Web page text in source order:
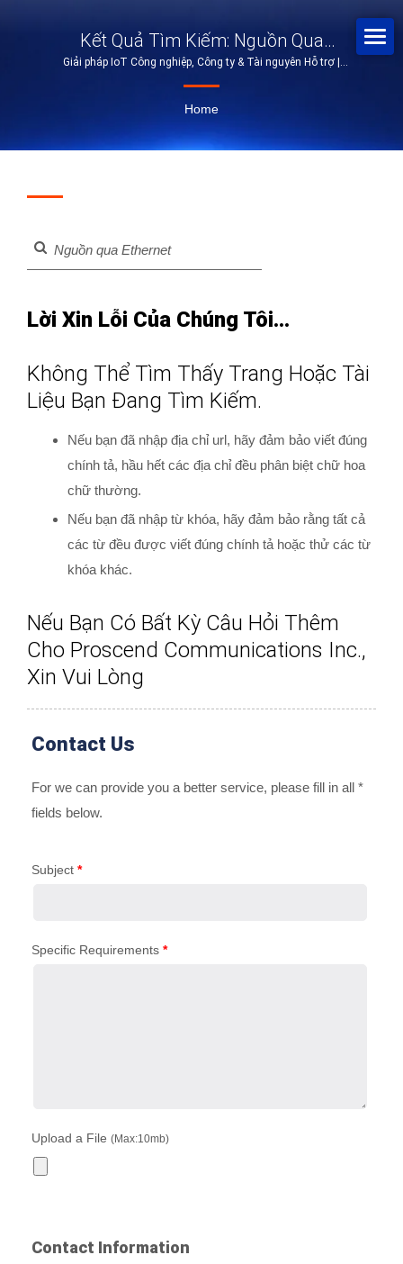
Kết Quả Tìm Kiếm: Nguồn Qua
Ethernet | Giải Pháp Mạng Công
Nghiệp | PROSCEND
Giải pháp IoT Công nghiệp, Công ty & Tài nguyên Hỗ trợ |
Home
Lời Xin Lỗi Của Chúng Tôi...
Không Thể Tìm Thấy Trang Hoặc Tài
Liệu Bạn Đang Tìm Kiếm.
Nếu bạn đã nhập địa chỉ url, hãy đảm bảo viết đúng
chính tả, hầu hết các địa chỉ đều phân biệt chữ hoa
chữ thường.
Nếu bạn đã nhập từ khóa, hãy đảm bảo rằng tất cả
các từ đều được viết đúng chính tả hoặc thử các từ
khóa khác.
Nếu Bạn Có Bất Kỳ Câu Hỏi Thêm
Cho Proscend Communications Inc.,
Xin Vui Lòng